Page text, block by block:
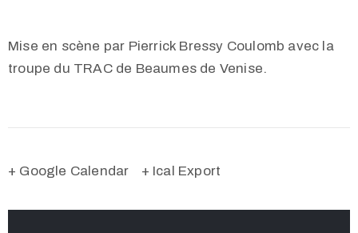
Mise en scène par Pierrick Bressy Coulomb avec la
troupe du TRAC de Beaumes de Venise.
+ Google Calendar + Ical Export